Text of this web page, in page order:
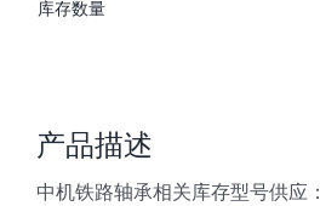
库存数量
产品描述
中机铁路轴承相关库存型号供应：